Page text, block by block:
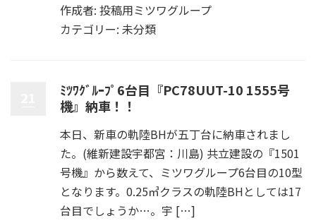
作成者: 投稿用ミツワグループ
カテゴリー: 未分類
ﾐﾂﾜｸﾞﾙｰﾌﾟ6台目『PC78UUT-10 1555号
機』納車！！
本日、新車の軌陸BHが五丁台に納車されまし
た。(維新建設宇都宮：川島) 共立建設の『1501
号機』から数えて、ミツワグループ6台目の10型
となります。0.25㎥クラスの軌陸BHとしては17
台目でしょうか…。宇 […]